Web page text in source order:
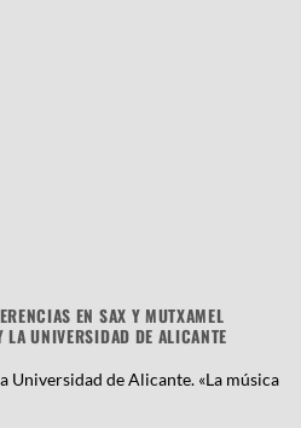
EN SAX Y MUTXAMEL
UNIVERSIDAD DE ALICANTE
Universidad de Alicante. «La música